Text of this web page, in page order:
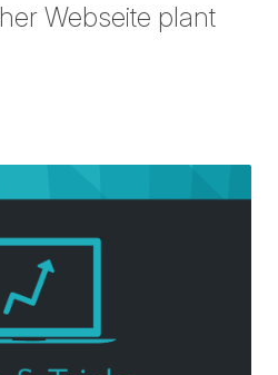
Webseite plant
teilenteilen